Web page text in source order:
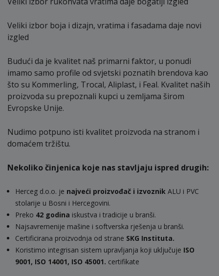
Veliki izbor boja i dizajn, vratima i fasadama daje novi
izgled
Budući da je kvalitet naš primarni faktor, u ponudi
imamo samo profile od svjetski poznatih brendova kao
što su Kommerling, Trocal, Aliplast, i Feal. Kvalitet naših
proizvoda su prepoznali kupci u zemljama širom
Evropske Unije.
Nudimo potpuno isti kvalitet proizvoda na stranom i
domaćem tržištu.
Nekoliko činjenica koje nas stavljaju ispred drugih:
Herceg d.o.o. je najveći proizvođač i izvoznik ALU i PVC
stolarije u Bosni i Hercegovini.
Preko 42 godina iskustva i tradicije u branši.
Najsavremenije mašine i softverska rješenja u branši.
Certificirana proizvodnja od strane SKG Instituta.
Koristimo integrisan sistem upravljanja koji uključuje ISO
9001, ISO 14001, ISO 45001. certifikate